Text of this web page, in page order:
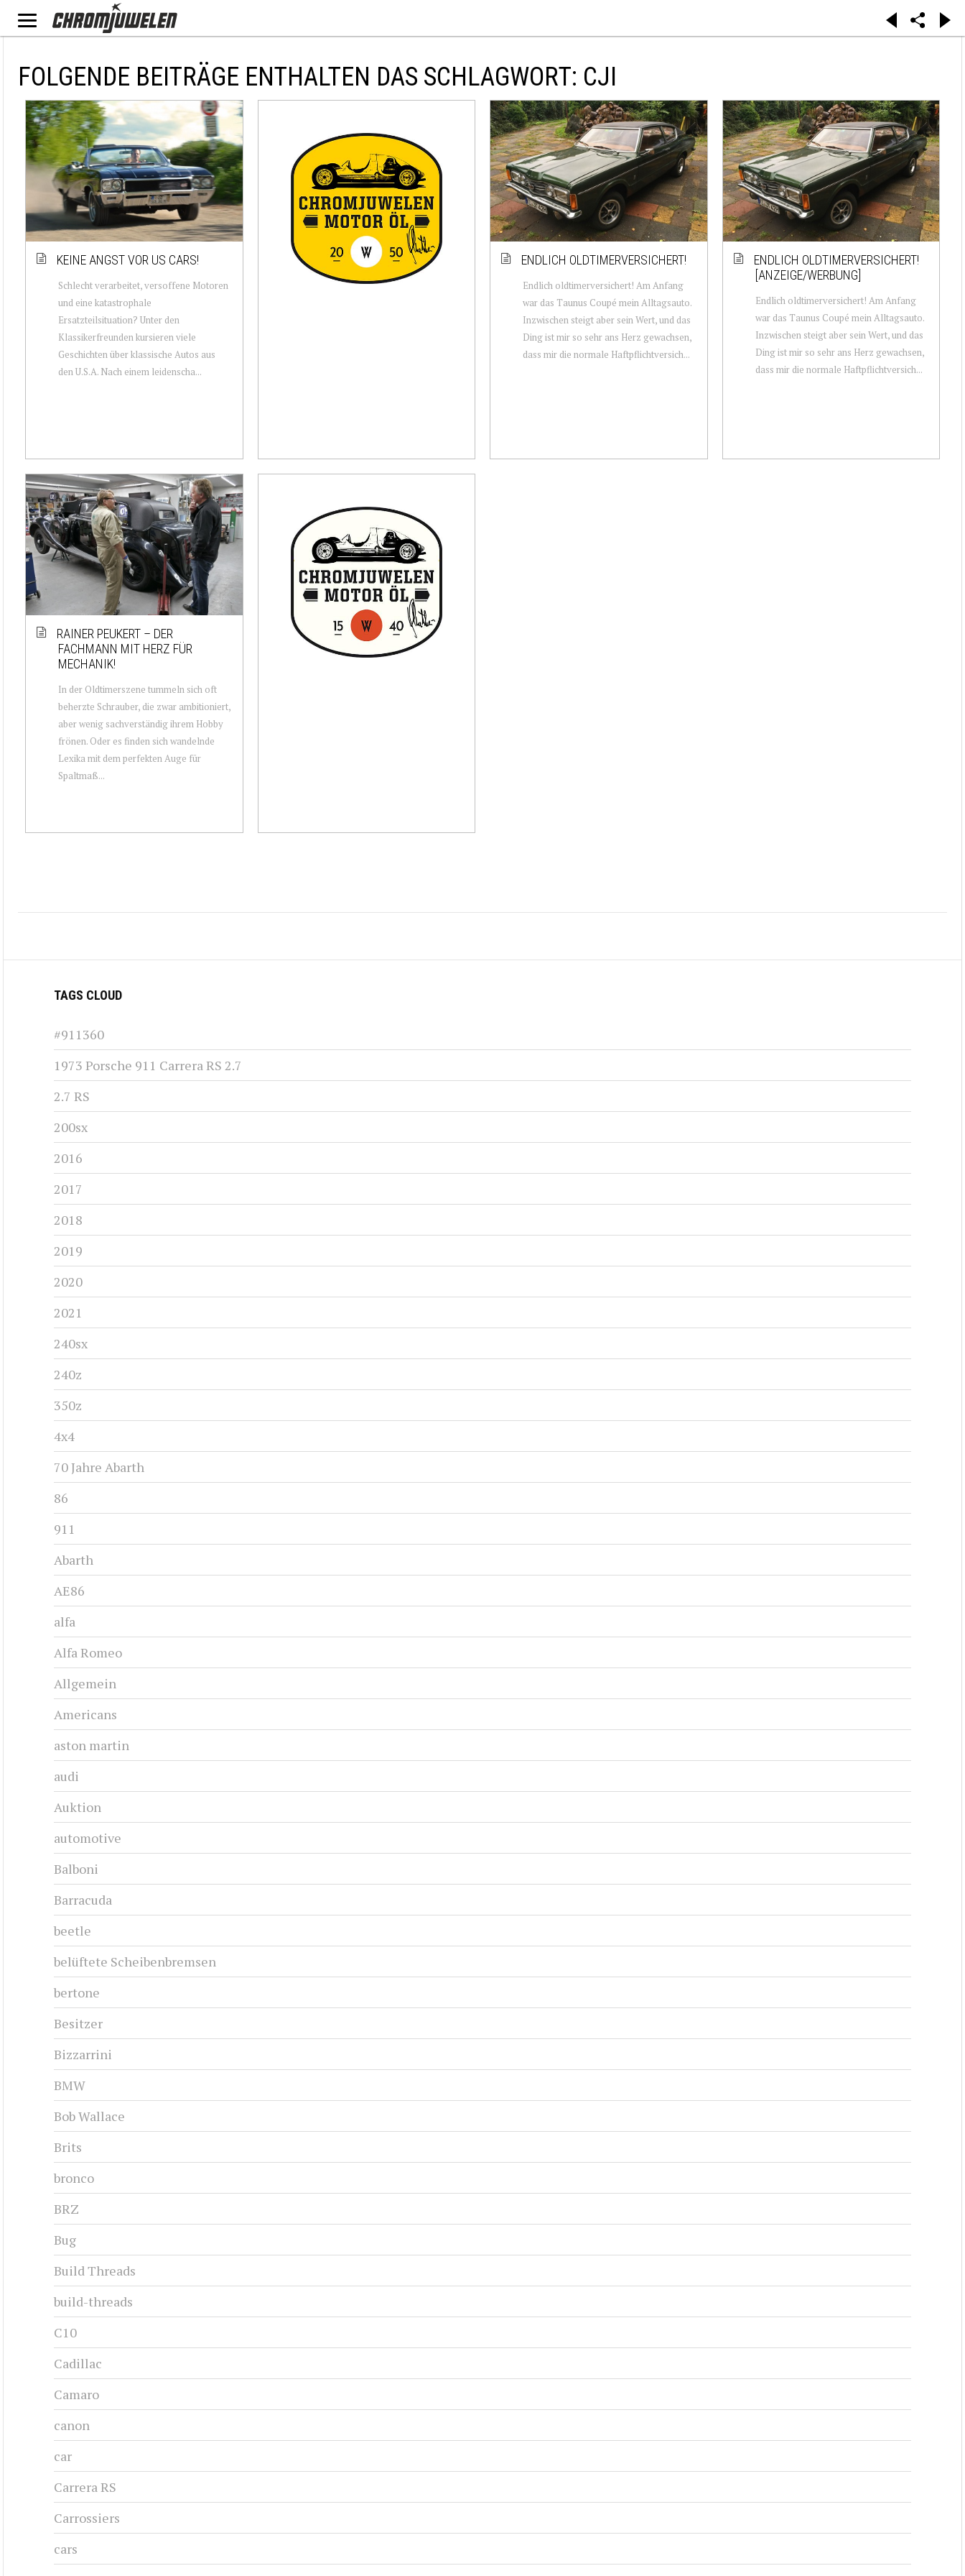
FOLGENDE BEITRÄGE ENTHALTEN DAS SCHLAGWORT: CJI
KEINE ANGST VOR US CARS!
Schlecht verarbeitet, versoffene Motoren
und eine katastrophale
Ersatzteilsituation? Unter den
Klassikerfreunden kursieren viele
Geschichten über klassische Autos aus
den U.S.A. Nach einem leidenscha...
ENDLICH OLDTIMERVERSICHERT!
Endlich oldtimerversichert! Am Anfang
war das Taunus Coupé mein Alltagsauto.
Inzwischen steigt aber sein Wert, und das
Ding ist mir so sehr ans Herz gewachsen,
dass mir die normale Haftpflichtversich...
ENDLICH OLDTIMERVERSICHERT!
[ANZEIGE/WERBUNG]
Endlich oldtimerversichert! Am Anfang
war das Taunus Coupé mein Alltagsauto.
Inzwischen steigt aber sein Wert, und das
Ding ist mir so sehr ans Herz gewachsen,
dass mir die normale Haftpflichtversich...
RAINER PEUKERT – DER
FACHMANN MIT HERZ FÜR
MECHANIK!
In der Oldtimerszene tummeln sich oft
beherzte Schrauber, die zwar ambitioniert,
aber wenig sachverständig ihrem Hobby
frönen. Oder es finden sich wandelnde
Lexika mit dem perfekten Auge für
Spaltmaß...
TAGS CLOUD
#911360
1973 Porsche 911 Carrera RS 2.7
2.7 RS
200sx
2016
2017
2018
2019
2020
2021
240sx
240z
350z
4x4
70 Jahre Abarth
86
911
Abarth
AE86
alfa
Alfa Romeo
Allgemein
Americans
aston martin
audi
Auktion
automotive
Balboni
Barracuda
beetle
belüftete Scheibenbremsen
bertone
Besitzer
Bizzarrini
BMW
Bob Wallace
Brits
bronco
BRZ
Bug
Build Threads
build-threads
C10
Cadillac
Camaro
canon
car
Carrera RS
Carrossiers
cars